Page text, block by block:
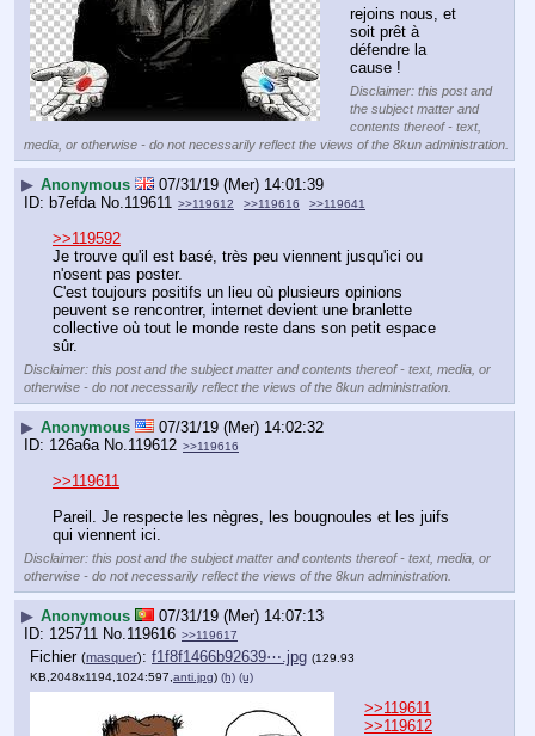
rejoins nous, et
soit prêt à
défendre la
cause !
Disclaimer: this post and
the subject matter and
contents thereof - text,
media, or otherwise - do not necessarily reflect the views of the 8kun administration.
▶ Anonymous
07/31/19 (Mer) 14:01:39
b7efda No.119611 >>119612 >>119616 >>119641
>>119592
Je trouve qu'il est basé, très peu viennent jusqu'ici ou
n'osent pas poster.
C'est toujours positifs un lieu où plusieurs opinions
peuvent se rencontrer, internet devient une branlette
collective où tout le monde reste dans son petit espace
sûr.
Disclaimer: this post and the subject matter and contents thereof - text, media, or
otherwise - do not necessarily reflect the views of the 8kun administration.
▶ Anonymous
07/31/19 (Mer) 14:02:32
126a6a No.119612 >>119616
>>119611
Pareil. Je respecte les nègres, les bougnoules et les juifs
qui viennent ici.
Disclaimer: this post and the subject matter and contents thereof - text, media, or
otherwise - do not necessarily reflect the views of the 8kun administration.
▶ Anonymous
07/31/19 (Mer) 14:07:13
125711 No.119616 >>119617
Fichier (masquer): f1f8f1466b92639⋯.jpg (129.93
KB,2048x1194,1024:597, anti.jpg) (h) (u)
>>119611
>>119612